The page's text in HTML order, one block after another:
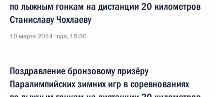
по лыжным гонкам на дистанции 20 километров
Станиславу Чохлаеву
10 марта 2014 года, 15:30
Поздравление бронзовому призёру
Паралимпийских зимних игр в соревнованиях